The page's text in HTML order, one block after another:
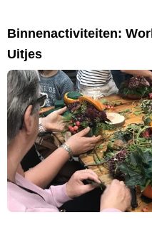
Binnenactiviteiten:
Uitjes